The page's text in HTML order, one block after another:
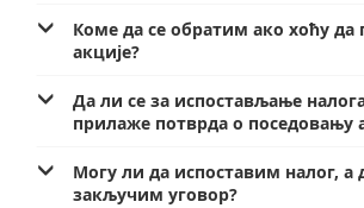
Правилно адресовање
Поштански адресни код (ПАК)
Пуномоћје за уручење поштанских
Услуге за Банку Поштанску штедионицу а.
Специфичне услуге
Мобилна апликација Поште Србије
Продаја, издавање и закуп непокретности
Поште Pet friendly
Коме да се обратим ако хоћу да
акције?
Да ли се за испостављање
прилаже потврда о поседовању
Могу ли да испоставим налог, а
закључим уговор?